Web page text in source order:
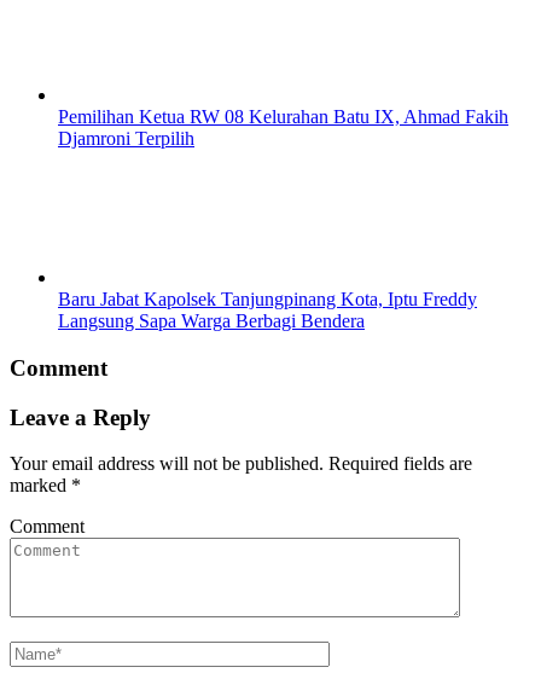
Pemilihan Ketua RW 08 Kelurahan Batu IX, Ahmad Fakih
Djamroni Terpilih
Baru Jabat Kapolsek Tanjungpinang Kota, Iptu Freddy
Langsung Sapa Warga Berbagi Bendera
Comment
Leave a Reply
Your email address will not be published. Required fields are
marked *
Comment